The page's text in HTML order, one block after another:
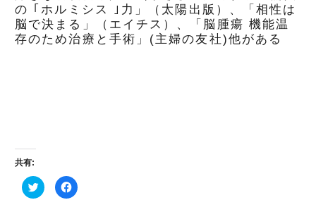
の ｢ホルミシス ｣力」（太陽出版）、「相性は
脳で決まる」（エイチス）、「脳腫瘍 機能温
存のため治療と手術」(主婦の友社)他がある
共有:
ク
リ
Facebook
で